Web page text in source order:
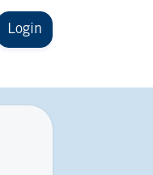
Login